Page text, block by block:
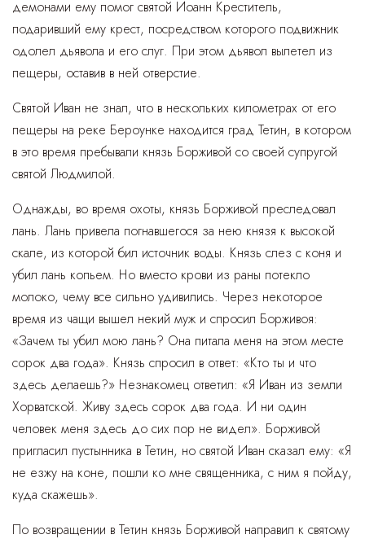
демонами ему помог святой Иоанн Креститель,
подаривший ему крест, посредством которого подвижник
одолел дьявола и его слуг. При этом дьявол вылетел из
пещеры, оставив в ней отверстие.
Святой Иван не знал, что в нескольких километрах от его
пещеры на реке Бероунке находится град Тетин, в котором
в это время пребывали князь Борживой со своей супругой
святой Людмилой.
Однажды, во время охоты, князь Борживой преследовал
лань. Лань привела погнавшегося за нею князя к высокой
скале, из которой бил источник воды. Князь слез с коня и
убил лань копьем. Но вместо крови из раны потекло
молоко, чему все сильно удивились. Через некоторое
время из чащи вышел некий муж и спросил Борживоя:
«Зачем ты убил мою лань? Она питала меня на этом месте
сорок два года». Князь спросил в ответ: «Кто ты и что
здесь делаешь?» Незнакомец ответил: «Я Иван из земли
Хорватской. Живу здесь сорок два года. И ни один
человек меня здесь до сих пор не видел». Борживой
пригласил пустынника в Тетин, но святой Иван сказал ему: «Я
не езжу на коне, пошли ко мне священника, с ним я пойду,
куда скажешь».
По возвращении в Тетин князь Борживой направил к святому